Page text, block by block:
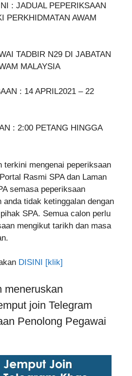
: JADUAL PEPERIKSAAN
PERKHIDMATAN AWAM
TADBIR N29 DI JABATAN
MALAYSIA
: 14 APRIL2021 – 22
: 2:00 PETANG HINGGA
terkini mengenai peperiksaan
Rasmi SPA dan Laman
semasa peperiksaan
tidak ketinggalan dengan
SPA. Semua calon perlu
mengikut tarikh dan masa
DISINI [klik]
meneruskan
join Telegram
Penolong Pegawai